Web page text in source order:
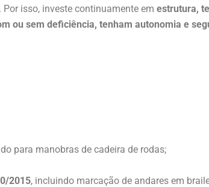
isso, investe continuamente em estrutura,
ou sem deficiência, tenham autonomia e
para manobras de cadeira de rodas;
2015, incluindo marcação de andares em